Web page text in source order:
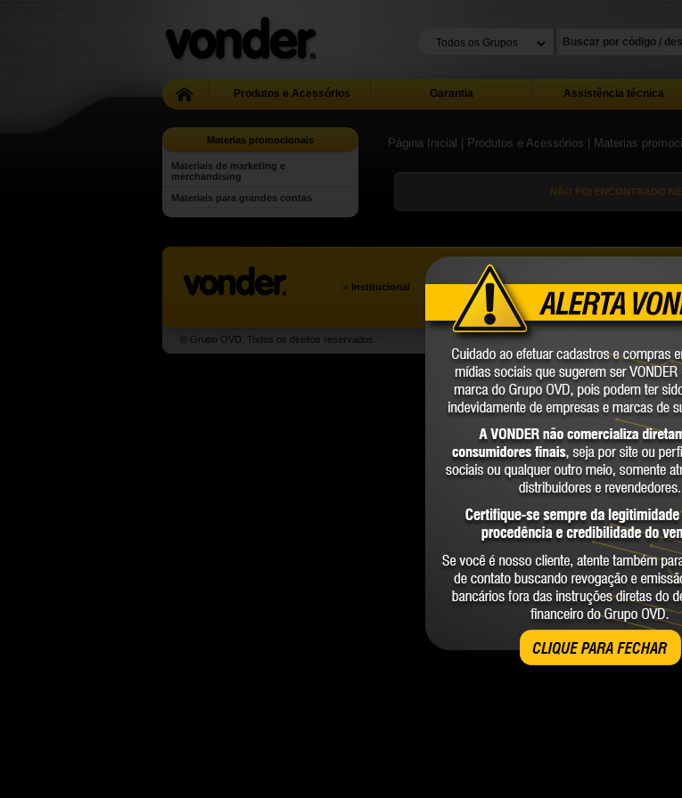
CLIQUE PARA FECHAR
Produtos e Acessórios Garantia Assistência técnica
Materias promocionais
Materiais de marketing e
merchandising
Materiais para grandes contas
Página Inicial | Produtos e Acessórios | Materias
NÃO FOI ENCONTRADO
» Institucional » Trabalhe Conosco
Atendimento
Atendimento de
© Grupo OVD. Todos os direitos reservados.